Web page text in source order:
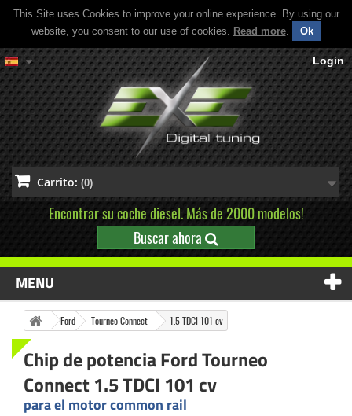
This Site uses Cookies to improve your online experience. By using our
website, you consent to our use of cookies. Read more. Ok
Login
Carrito: (0)
Encontrar su coche diesel. Más de 2000 modelos!
Buscar ahora
MENU
Ford Tourneo Connect 1.5 TDCI 101 cv
Chip de potencia Ford Tourneo
Connect 1.5 TDCI 101 cv
para el motor common rail